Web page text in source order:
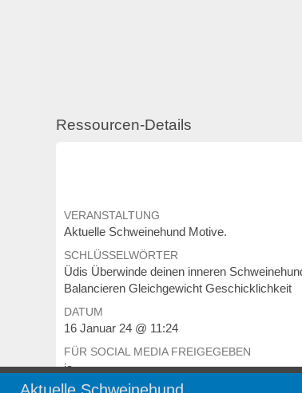
Ressourcen-Details
VERANSTALTUNG
Aktuelle Schweinehund Motive.
SCHLÜSSELWÖRTER
Üdis Überwinde deinen inneren
Balancieren Gleichgewicht Geschicklichkeit
DATUM
16 Januar 24 @ 11:24
FÜR SOCIAL MEDIA FREIGEGEBEN
ja